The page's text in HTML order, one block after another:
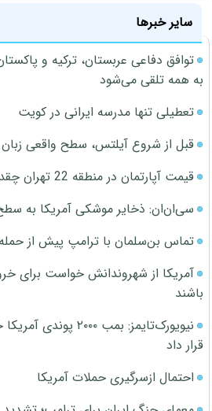
سایر خبرها
توافق دفاعی عربستان، ترکیه و
به همه تلقی می‌شود
تعطیلی تنها مدرسه ایرانی در کویت
قبل از شروع آیلتس، سطح واقعی زبان
قیمت آپارتمان در منطقه 22 تهران چقدر است؟
سی‌ان‌ان: ذخایر موشکی آمریکا به
تماس بن‌سلمان با ترامپ پیش از حمله
آمریکا از شهروندانش خواست برای
باشند
نیویورک‌تایمز: بمب
قرار داد
احتمال ازسرگیری حملات آمریکا